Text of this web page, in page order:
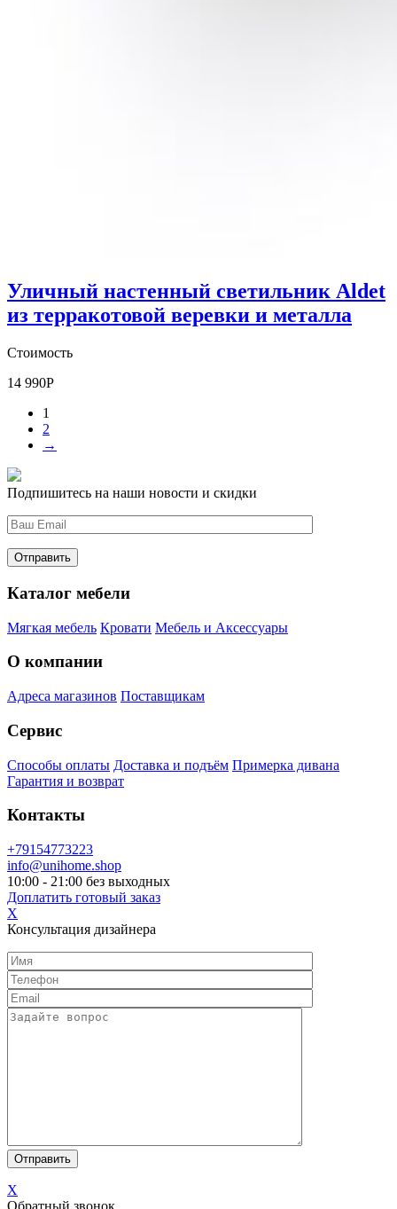
Уличный настенный светильник Aldet
из терракотовой веревки и металла
Стоимость
14 990Р
1
2
→
Подпишитесь на наши новости и скидки
Каталог мебели
Мягкая мебель Кровати Мебель и Аксессуары
О компании
Адреса магазинов Поставщикам
Сервис
Способы оплаты Доставка и подъём Примерка дивана
Гарантия и возврат
Контакты
+79154773223
info@unihome.shop
10:00 - 21:00 без выходных
Доплатить готовый заказ
X
Консультация дизайнера
X
Обратный звонок